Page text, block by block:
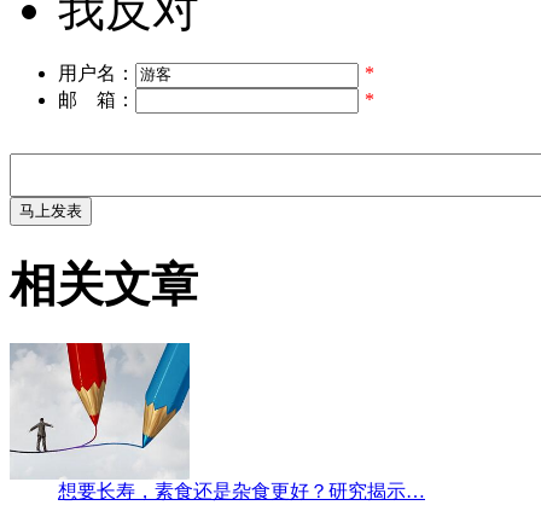
用户名：
*
邮 箱：
*
相关文章
想要长寿，素食还是杂食更好？研究揭示…